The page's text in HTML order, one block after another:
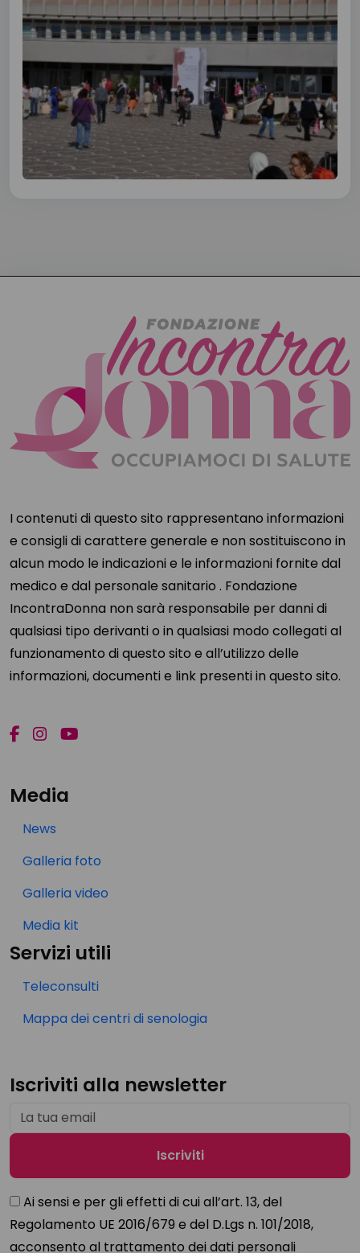
I contenuti di questo sito rappresentano informazioni
e consigli di carattere generale e non sostituiscono in
alcun modo le indicazioni e le informazioni fornite dal
medico e dal personale sanitario . Fondazione
IncontraDonna non sarà responsabile per danni di
qualsiasi tipo derivanti o in qualsiasi modo collegati al
funzionamento di questo sito e all’utilizzo delle
informazioni, documenti e link presenti in questo sito.
Media
News
Galleria foto
Galleria video
Media kit
Servizi utili
Teleconsulti
Mappa dei centri di senologia
Iscriviti alla newsletter
Ai sensi e per gli effetti di cui all’art. 13, del
Regolamento UE 2016/679 e del D.Lgs n. 101/2018,
acconsento al trattamento dei dati personali